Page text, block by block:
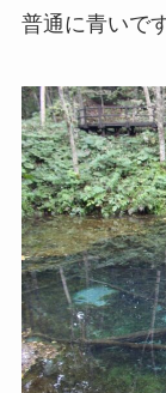
普通に青いです